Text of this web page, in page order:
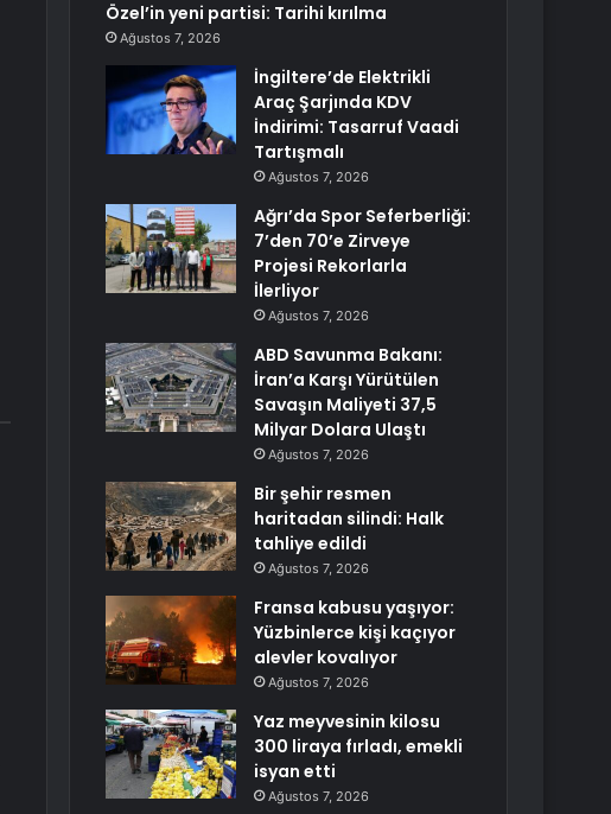
Özel’in yeni partisi: Tarihi kırılma
Ağustos 7, 2026
İngiltere’de Elektrikli
Araç Şarjında KDV
İndirimi: Tasarruf Vaadi
Tartışmalı
Ağustos 7, 2026
Ağrı’da Spor Seferberliği:
7’den 70’e Zirveye
Projesi Rekorlarla
İlerliyor
Ağustos 7, 2026
ABD Savunma Bakanı:
İran’a Karşı Yürütülen
Savaşın Maliyeti 37,5
Milyar Dolara Ulaştı
Ağustos 7, 2026
Bir şehir resmen
haritadan silindi: Halk
tahliye edildi
Ağustos 7, 2026
Fransa kabusu yaşıyor:
Yüzbinlerce kişi kaçıyor
alevler kovalıyor
Ağustos 7, 2026
Yaz meyvesinin kilosu
300 liraya fırladı, emekli
isyan etti
Ağustos 7, 2026